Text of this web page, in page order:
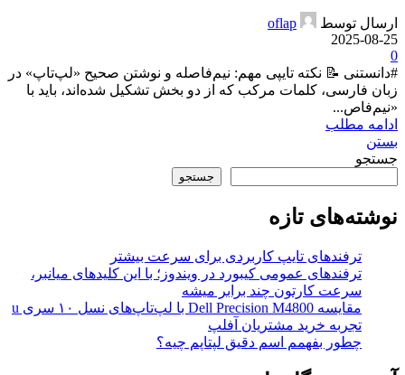
ارسال توسط
oflap
2025-08-25
0
#دانستنی 📝 نکته تایپی مهم: نیم‌فاصله و نوشتن صحیح «لپ‌تاپ» در
زبان فارسی، کلمات مرکب که از دو بخش تشکیل شده‌اند، باید با
«نیم‌فاص...
ادامه مطلب
بستن
جستجو
جستجو
نوشته‌های تازه
ترفندهای تایپ کاربردی برای سرعت بیشتر
ترفندهای عمومی کیبورد در ویندوز؛ با این کلیدهای میانبر،
سرعت کارتون چند برابر میشه
مقایسه Dell Precision M4800 با لپ‌تاپ‌های نسل ۱۰ سری u
تجربه خرید مشتریان آفلپ
چطور بفهمم اسم دقیق لپتاپم چیه؟